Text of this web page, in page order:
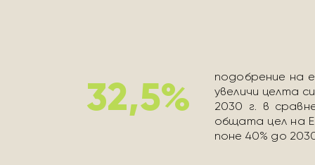
32,5%
подобрение на
увеличи целта
2030 г. в
общата цел на
поне 40% до